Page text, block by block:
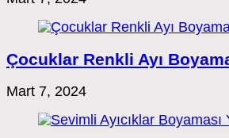
Çocuklar Renkli Ayı
Mart 7, 2024